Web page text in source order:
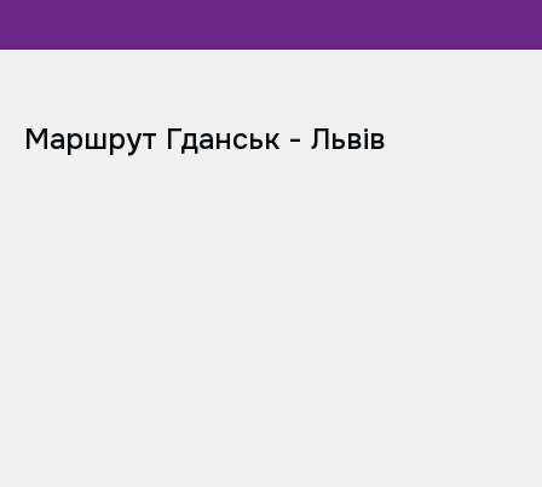
Маршрут Гданськ - Львів